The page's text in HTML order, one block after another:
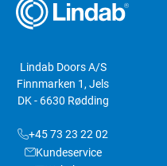
Lindab Doors A/S
Finnmarken 1, Jels
DK - 6630 Rødding
+45 73 23 22 02
Kundeservice